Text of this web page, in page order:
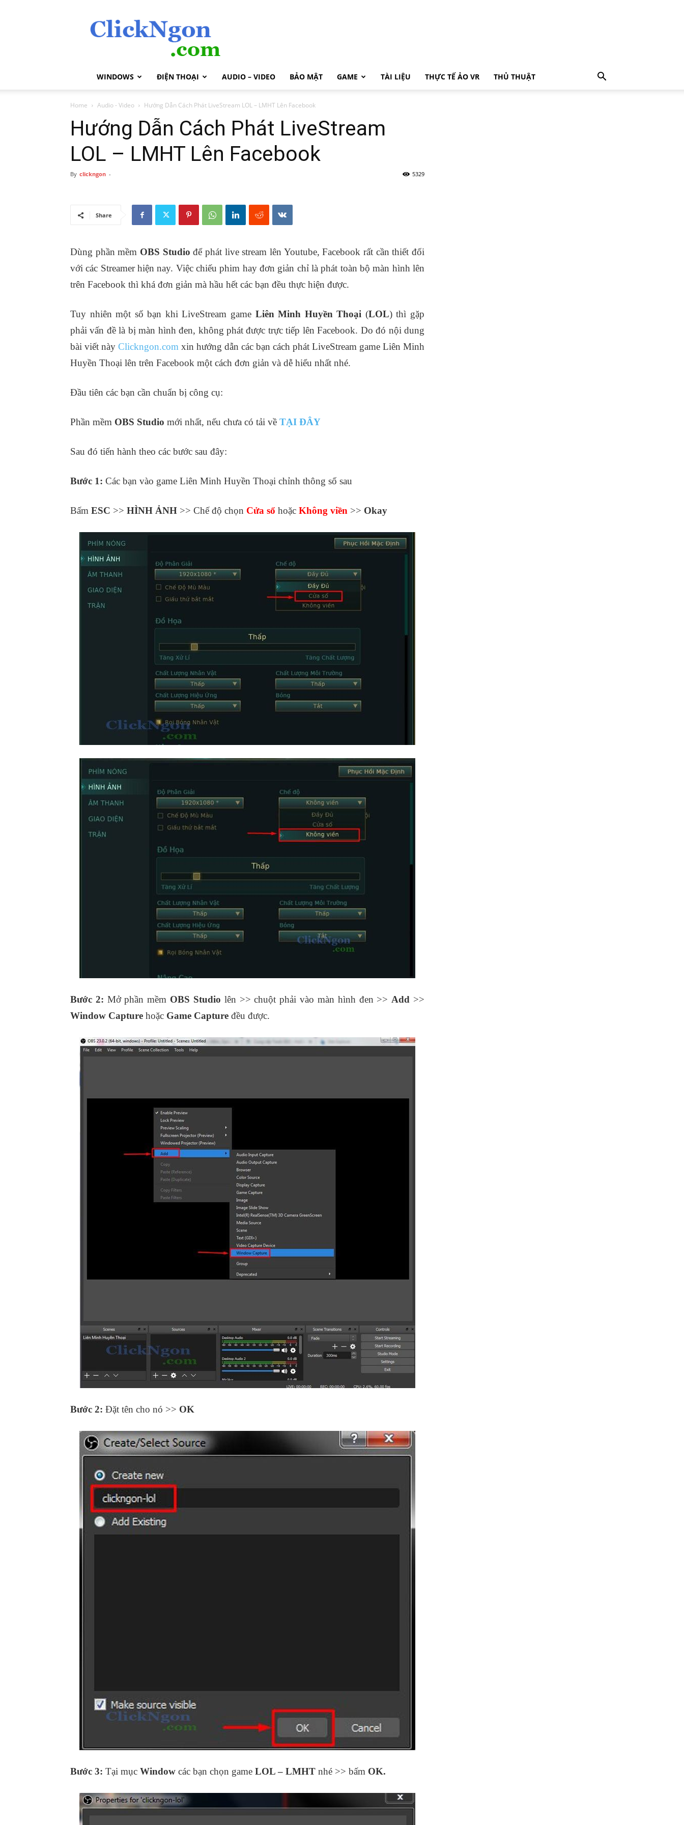
ClickNgon.com
WINDOWS ĐIỆN THOẠI AUDIO – VIDEO BẢO MẬT GAME TÀI LIỆU THỰC TẾ ẢO VR THỦ THUẬT
Home Audio - Video Hướng Dẫn Cách Phát LiveStream LOL – LMHT Lên Facebook
Hướng Dẫn Cách Phát LiveStream
LOL – LMHT Lên Facebook
By clickngon - 5329
Share
Dùng phần mềm OBS Studio để phát live stream lên Youtube, Facebook rất cần thiết đối
với các Streamer hiện nay. Việc chiếu phim hay đơn giản chỉ là phát toàn bộ màn hình lên
trên Facebook thì khá đơn giản mà hầu hết các bạn đều thực hiện được.
Tuy nhiên một số bạn khi LiveStream game Liên Minh Huyền Thoại (LOL) thì gặp
phải vấn đề là bị màn hình đen, không phát được trực tiếp lên Facebook. Do đó nội dung
bài viết này Clickngon.com xin hướng dẫn các bạn cách phát LiveStream game Liên Minh
Huyền Thoại lên trên Facebook một cách đơn giản và dễ hiểu nhất nhé.
Đầu tiên các bạn cần chuẩn bị công cụ:
Phần mềm OBS Studio mới nhất, nếu chưa có tải về TẠI ĐÂY
Sau đó tiến hành theo các bước sau đây:
Bước 1: Các bạn vào game Liên Minh Huyền Thoại chỉnh thông số sau
Bấm ESC >> HÌNH ẢNH >> Chế độ chọn Cửa sổ hoặc Không viền >> Okay
Bước 2: Mở phần mềm OBS Studio lên >> chuột phải vào màn hình đen >> Add >>
Window Capture hoặc Game Capture đều được.
Bước 2: Đặt tên cho nó >> OK
Bước 3: Tại mục Window các bạn chọn game LOL – LMHT nhé >> bấm OK.